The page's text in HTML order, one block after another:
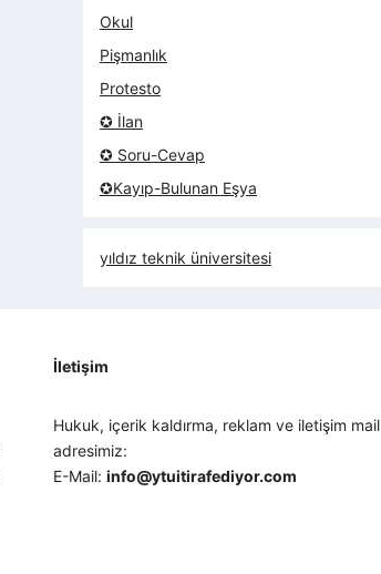
Okul
Pişmanlık
Protesto
✪ İlan
✪ Soru-Cevap
✪Kayıp-Bulunan Eşya
yıldız teknik üniversitesi
İletişim
Hukuk, içerik kaldırma, reklam ve iletişim mail
adresimiz:
E-Mail:info@ytuitirafediyor.com